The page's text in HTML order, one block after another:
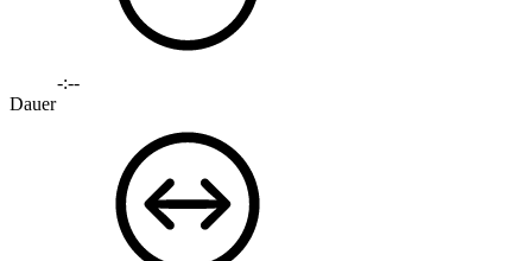
-:--
Dauer